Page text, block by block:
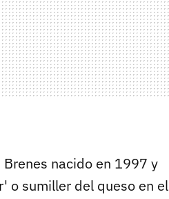
nacido en 1997 y
o sumiller del queso en el